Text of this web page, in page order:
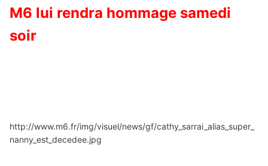
M6 lui rendra hommage samedi
soir
http://www.m6.fr/img/visuel/news/gf/cathy_sarrai_alias_super_
nanny_est_decedee.jpg